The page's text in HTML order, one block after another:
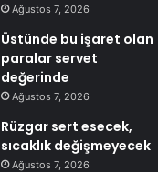
Ağustos 7, 2026
Üstünde bu işaret olan
paralar servet
değerinde
Ağustos 7, 2026
Rüzgar sert esecek,
sıcaklık değişmeyecek
Ağustos 7, 2026